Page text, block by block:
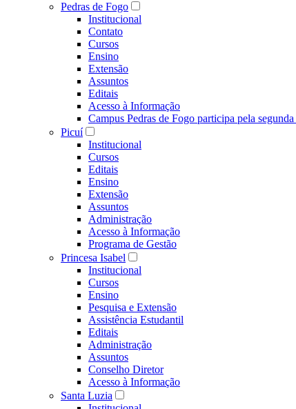
Pedras de Fogo
Institucional
Contato
Cursos
Ensino
Extensão
Assuntos
Editais
Acesso à Informação
Campus Pedras de Fogo participa pela
Picuí
Institucional
Cursos
Editais
Ensino
Extensão
Assuntos
Administração
Acesso à Informação
Programa de Gestão
Princesa Isabel
Institucional
Cursos
Ensino
Pesquisa e Extensão
Assistência Estudantil
Editais
Administração
Assuntos
Conselho Diretor
Acesso à Informação
Santa Luzia